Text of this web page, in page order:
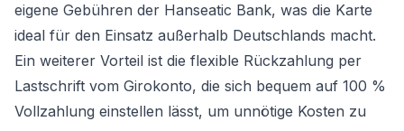
eigene Gebühren der Hanseatic Bank, was die Karte
ideal für den Einsatz außerhalb Deutschlands macht.
Ein weiterer Vorteil ist die flexible Rückzahlung per
Lastschrift vom Girokonto, die sich bequem auf 100 %
Vollzahlung einstellen lässt, um unnötige Kosten zu